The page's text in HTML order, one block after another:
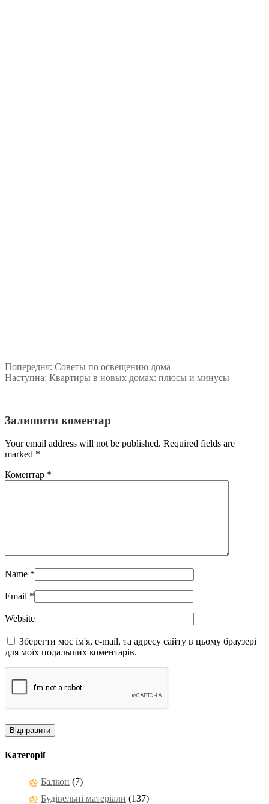
Попередня: Советы по освещению дома
Наступна: Квартиры в новых домах: плюсы и минусы
Залишити коментар
Your email address will not be published. Required fields are
marked *
Коментар *
Name *
Email *
Website
Зберегти моє ім'я, e-mail, та адресу сайту в цьому браузері
для моїх подальших коментарів.
Категорії
Балкон (7)
Будівельні матеріали (137)